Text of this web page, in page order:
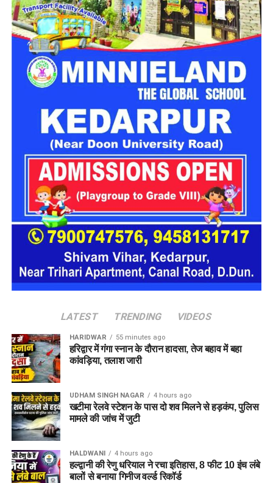
स्वरूप ने 28 और 29 जुलाई को यात्रा स्थगित करने के निर्देश जारी किए
हैं। प्रशासन का कहना है कि मौसम की स्थिति सामान्य होने और मार्ग पूरी
तरह सुरक्षित होने के बाद ही यात्रा दोबारा शुरू करने पर फैसला लिया
जाएगा।
लगातार हो रही बारिश ने बढ़ाई परेशानी
राज्य के कई जिलों में बारिश का प्रभाव लगातार बना हुआ है। मौसम विभाग
के अनुसार उत्तरकाशी, देहरादून, टिहरी, रुद्रप्रयाग, चमोली, ऊधम सिंह
नगर, बागेश्वर, पिथौरागढ़ और नैनीताल में भारी से बहुत भारी वर्षा होने की
संभावना है। इसके अलावा कुछ क्षेत्रों में तेज गर्जना, बिजली गिरने और
अचानक बाढ़ जैसी परिस्थितियां भी बन सकती हैं।
LATEST TRENDING VIDEOS
HARIDWAR 55 minutes ago
हरिद्वार में गंगा स्नान के दौरान हादसा, तेज बहाव में बहा
कांवड़िया, तलाश जारी
UDHAM SINGH NAGAR 4 hours ago
खटीमा रेलवे स्टेशन के पास दो शव मिलने से हड़कंप, पुलिस
मामले की जांच में जुटी
HALDWANI 4 hours ago
हल्द्वानी की रेणु धरियाल ने रचा इतिहास, 8 फीट 10 इंच लंबे
बालों से बनाया गिनीज वर्ल्ड रिकॉर्ड